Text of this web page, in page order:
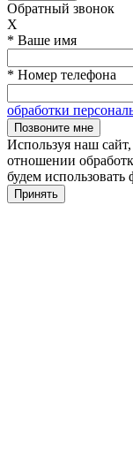
Обратный звонок
X
* Ваше имя
* Номер телефона
обработки
Позвоните мне
Используя наш
отношении
будем
Принять